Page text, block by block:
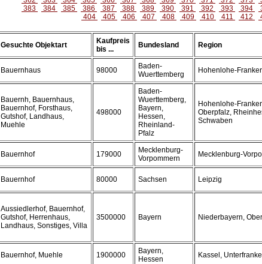
383
384 385 386 387 388 389 390 391 392 393 394
404
405 406 407 408 409 410 411 412
Gesuchte Objektart
Kaufpreis
bis ...
Bundesland Region
Bauernhaus 98000
Baden-
Wuerttemberg
Hohenlohe-
Bauernh, Bauernhaus,
Bauernhof, Forsthaus,
Gutshof, Landhaus,
Muehle
498000
Baden-
Wuerttemberg,
Bayern,
Hessen,
Rheinland-
Pfalz
Hohenlohe-
Oberpfalz,
Schwaben
Bauernhof 179000
Mecklenburg-
Vorpommern
Mecklenburg-
Bauernhof 80000 Sachsen Leipzig
Aussiedlerhof, Bauernhof,
Gutshof, Herrenhaus,
Landhaus, Sonstiges, Villa
3500000 Bayern Niederbayern,
Bauernhof, Muehle 1900000
Bayern,
Hessen
Kassel,